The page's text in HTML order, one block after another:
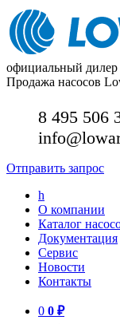
официальный дилер
Продажа насосов
8 495 506
Отправить запрос
h
О компании
Каталог
Документация
Сервис
Новости
Контакты
0 0 ₽